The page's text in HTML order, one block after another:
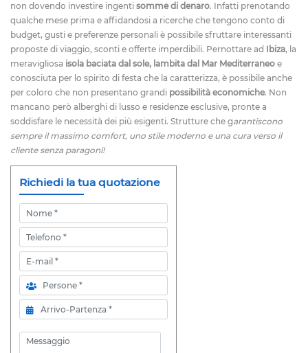
non dovendo investire ingenti somme di denaro. Infatti prenotando
qualche mese prima e affidandosi a ricerche che tengono conto di
budget, gusti e preferenze personali è possibile sfruttare interessanti
proposte di viaggio, sconti e offerte imperdibili. Pernottare ad Ibiza, la
meravigliosa isola baciata dal sole, lambita dal Mar Mediterraneo e
conosciuta per lo spirito di festa che la caratterizza, è possibile anche
per coloro che non presentano grandi possibilità economiche. Non
mancano però alberghi di lusso e residenze esclusive, pronte a
soddisfare le necessità dei più esigenti. Strutture che garantiscono
sempre il massimo comfort, uno stile moderno e una cura verso il
cliente senza paragoni!
Richiedi la tua quotazione
Nome
Telefono
E-mail
Persone
Arrivo-Partenza
Messaggio